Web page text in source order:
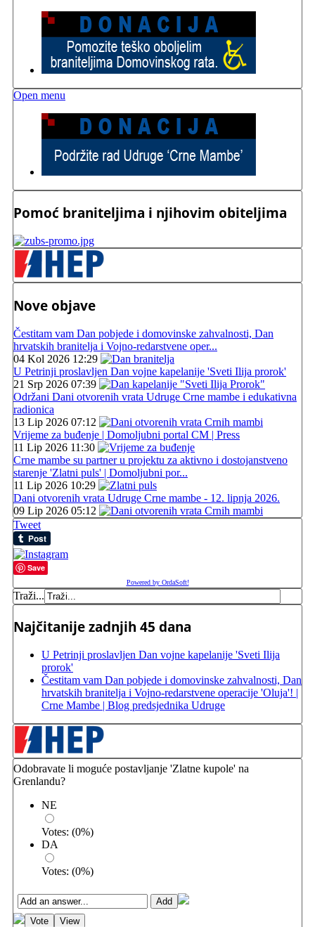
Open menu
Pomoć braniteljima i njihovim obiteljima
Nove objave
Čestitam vam Dan pobjede i domovinske zahvalnosti, Dan
hrvatskih branitelja i Vojno-redarstvene oper...
04 Kol 2026 12:29
U Petrinji proslavljen Dan vojne kapelanije 'Sveti Ilija prorok'
21 Srp 2026 07:39
Održani Dani otvorenih vrata Udruge Crne mambe i edukativna
radionica
13 Lip 2026 07:12
Vrijeme za buđenje | Domoljubni portal CM | Press
11 Lip 2026 11:30
Crne mambe su partner u projektu za aktivno i dostojanstveno
starenje 'Zlatni puls' | Domoljubni por...
11 Lip 2026 10:29
Dani otvorenih vrata Udruge Crne mambe - 12. lipnja 2026.
09 Lip 2026 05:12
Tweet
Save
Powered by OrdaSoft!
Traži...
Najčitanije zadnjih 45 dana
U Petrinji proslavljen Dan vojne kapelanije 'Sveti Ilija
prorok'
Čestitam vam Dan pobjede i domovinske zahvalnosti, Dan
hrvatskih branitelja i Vojno-redarstvene operacije 'Oluja'! |
Crne Mambe | Blog predsjednika Udruge
Odobravate li moguće postavljanje 'Zlatne kupole' na
Grenlandu?
NE
Votes: (0%)
DA
Votes: (0%)